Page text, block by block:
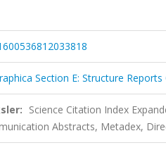
Section E: Structure Reports
Science Citation Index
Abstracts, Metadex,